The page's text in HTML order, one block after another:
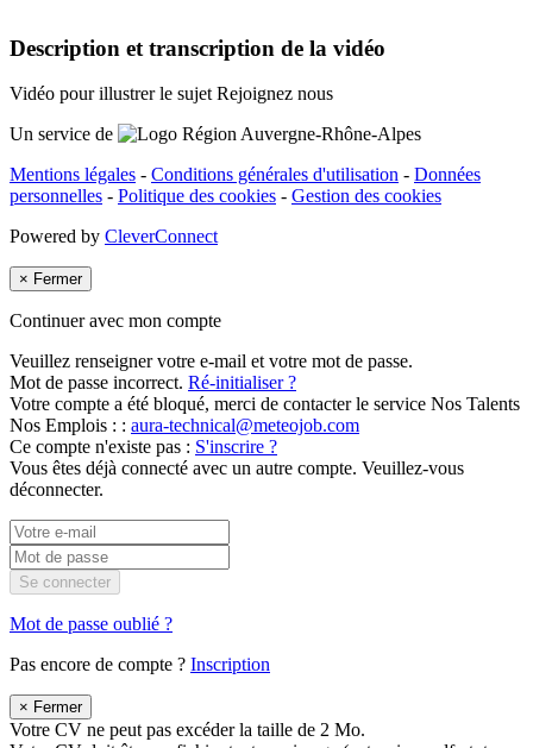
Description et transcription de la vidéo
Vidéo pour illustrer le sujet Rejoignez nous
Un service de
Mentions légales - Conditions générales d'utilisation - Données
personnelles - Politique des cookies - Gestion des cookies
Powered by CleverConnect
× Fermer
Continuer avec mon compte
Veuillez renseigner votre e-mail et votre mot de passe.
Mot de passe incorrect. Ré-initialiser ?
Votre compte a été bloqué, merci de contacter le service Nos Talents
Nos Emplois : : aura-technical@meteojob.com
Ce compte n'existe pas : S'inscrire ?
Vous êtes déjà connecté avec un autre compte. Veuillez-vous
déconnecter.
Se connecter
Mot de passe oublié ?
Pas encore de compte ? Inscription
× Fermer
Votre CV ne peut pas excéder la taille de 2 Mo.